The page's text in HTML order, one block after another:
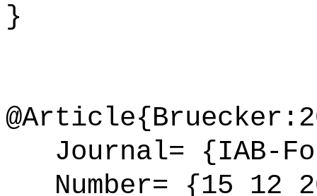
}
Journal= {IAB-
Number= {15 12